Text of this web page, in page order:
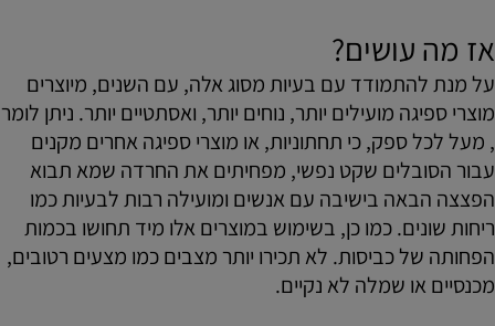
אז מה עושים?
על מנת להתמודד עם בעיות מסוג אלה, עם השנים, מיוצרים
מוצרי ספיגה מועילים יותר, נוחים יותר, ואסתטיים יותר. ניתן לומר
, מעל לכל ספק, כי תחתוניות, או מוצרי ספיגה אחרים מקנים
עבור הסובלים שקט נפשי, מפחיתים את החרדה שמא תבוא
הפצצה הבאה בישיבה עם אנשים ומועילה רבות לבעיות כמו
ריחות שונים. כמו כן, בשימוש במוצרים אלו מיד תחושו בכמות
הפחותה של כביסות. לא תכירו יותר מצבים כמו מצעים רטובים,
מכנסיים או שמלה לא נקיים.